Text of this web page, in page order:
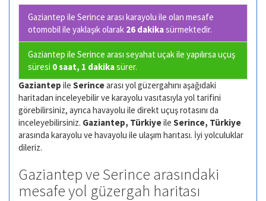
Gaziantep ile Serince arası karayolu ile olan mesafe
otomobil ile yaklaşık olarak 26 dakikasürmektedir.
Gaziantep ile Serince arası seyahat uçak ile yapılırsa uçuş
süresi 0 saat, 1 dakikasürer.
Gaziantep ile Serincearası yol güzergahını aşağıdaki
haritadan inceleyebilir ve karayolu vasıtasıyla yol tarifini
görebilirsiniz, ayrıca havayolu ile direkt uçuş rotasını da
inceleyebilirsiniz. Gaziantep, Türkiyeile Serince, Türkiye
arasında karayolu ve havayolu ile ulaşım harıtası. İyi yolculuklar
dileriz.
Gaziantep ve Serince arasındaki
mesafe yol güzergah haritası